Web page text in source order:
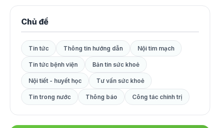
Chủ đề
Tin tức Thông tin hướng dẫn Nội tim mạch
Tin tức bệnh viện Bản tin sức khoẻ
Nội tiết - huyết học Tư vấn sức khoẻ
Tin trong nước Thông báo Công tác chính trị